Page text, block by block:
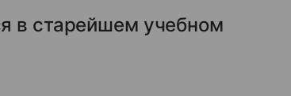
в старейшем учебном